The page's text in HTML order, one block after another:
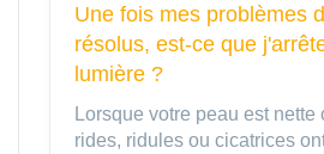
Une fois mes problèmes
résolus, est-ce que
lumière ?
Lorsque votre peau est nette
rides, ridules ou cicatrices